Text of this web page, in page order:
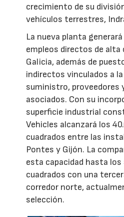
crecimiento de su
vehículos terrestres,
La nueva planta
empleos directos de alta
Galicia, además de
indirectos vinculados a la
suministro, proveedores
asociados. Con su
superficie industrial
Vehicles alcanzará los
cuadrados entre las
Pontes y Gijón. La
esta capacidad hasta
cuadrados con una
corredor norte,
selección.